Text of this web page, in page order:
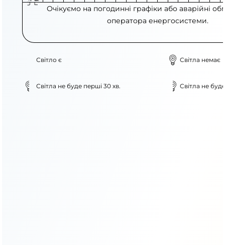
Очікуємо на погодинні графіки або аварійні
оператора енергосистеми.
Світло є Світла немає
Світла не буде перші 30 хв. Світла не